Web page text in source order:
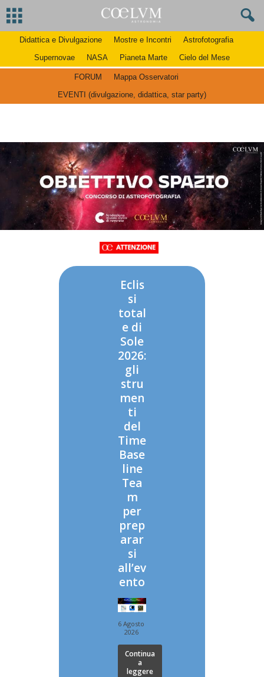
Didattica e Divulgazione Mostre e Incontri
Astrofotografia
Supernovae
NASA Pianeta Marte Cielo del Mese
FORUM
Mappa Osservatori
EVENTI (divulgazione, didattica, star party)
Eclis
si
total
e di
Sole
2026:
gli
stru
men
ti
del
Time
Base
line
Tea
m
per
prep
arar
si
all’ev
ento
6 Agosto
2026
Continua
a
leggere